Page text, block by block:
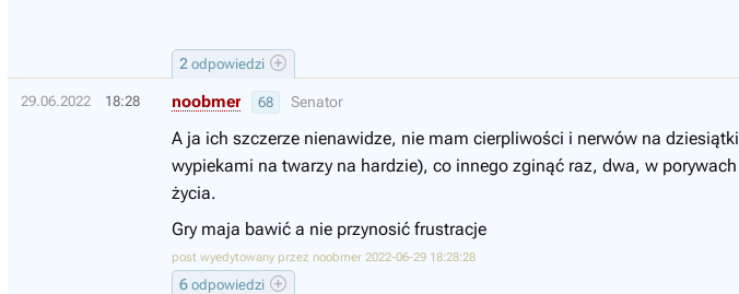
2 odpowiedzi
29.06.2022 18:28
6 odpowiedzi
noobmer 68 Senator
A ja ich szczerze nienawidze, nie mam cierpliwości i nerwów na
wypiekami na twarzy na hardzie), co innego zginąć raz, dwa, w
życia.
Gry maja bawić a nie przynosić frustracje
post wyedytowany przez noobmer 2022-06-29 18:28:28